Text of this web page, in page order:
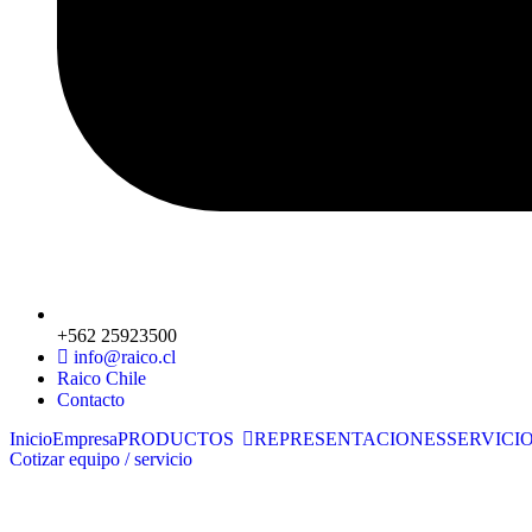
+562 25923500
info@raico.cl
Raico Chile
Contacto
InicioEmpresaPRODUCTOS REPRESENTACIONES
Cotizar equipo / servicio